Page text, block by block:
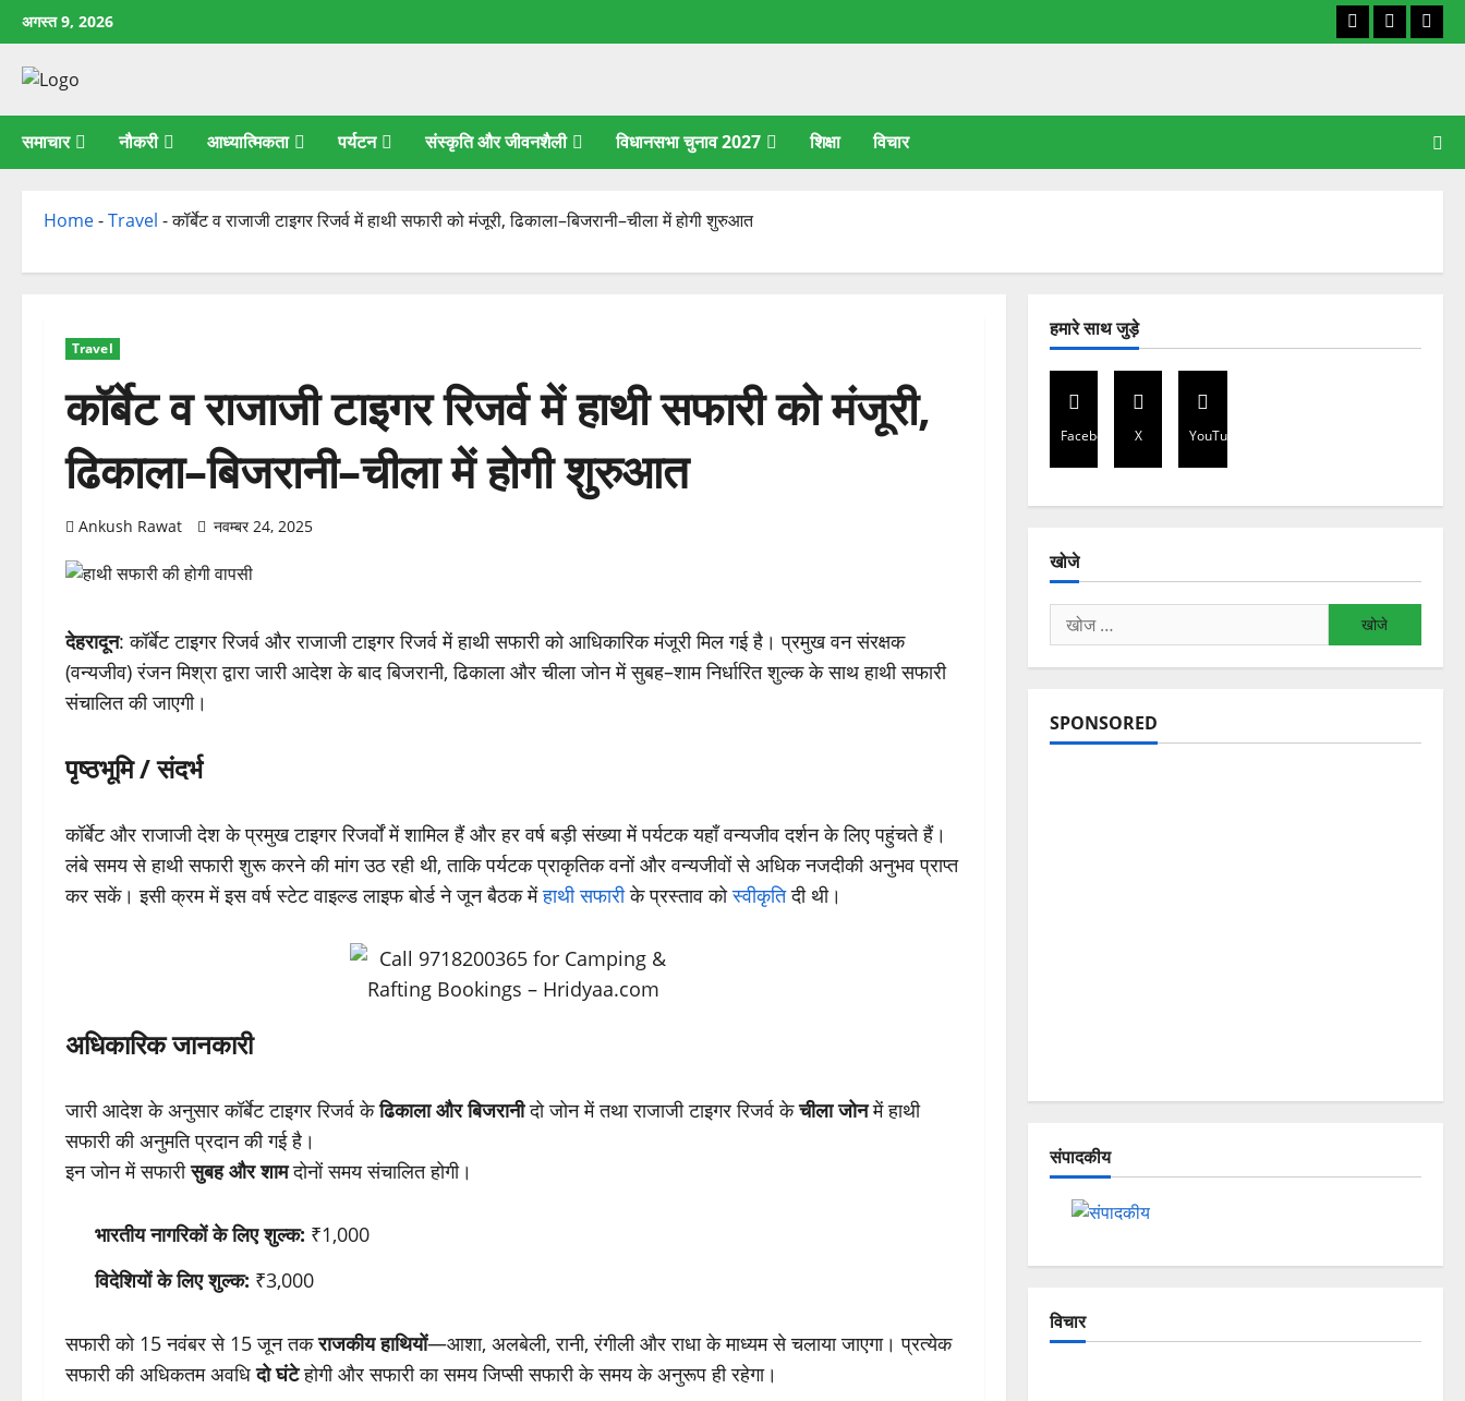
छोड़कर
सामग्री
अगस्त 9, 2026 Facebook
X
समाचार नौकरी आध्यात्मिकता पर्यटन संस्कृति और जीवनशैली विधानसभा चुनाव 2027 शिक्षा विचार
Home-Travel -कॉर्बेट व राजाजी टाइगर रिजर्व में हाथी सफारी को मंजूरी, ढिकाला–बिजरानी–चीला में होगी शुरुआत
Travel
कॉर्बेट व राजाजी टाइगर रिजर्व में हाथी सफारी को मंजूरी,
ढिकाला–बिजरानी–चीला में होगी शुरुआत
Ankush Rawat नवम्बर 24, 2025
देहरादून: कॉर्बेट टाइगर रिजर्व और राजाजी टाइगर रिजर्व में हाथी सफारी को आधिकारिक मंजूरी मिल गई है। प्रमुख वन संरक्षक
(वन्यजीव) रंजन मिश्रा द्वारा जारी आदेश के बाद बिजरानी, ढिकाला और चीला जोन में सुबह–शाम निर्धारित शुल्क के साथ हाथी सफारी
संचालित की जाएगी।
पृष्ठभूमि / संदर्भ
कॉर्बेट और राजाजी देश के प्रमुख टाइगर रिजर्वों में शामिल हैं और हर वर्ष बड़ी संख्या में पर्यटक यहाँ वन्यजीव दर्शन के लिए पहुंचते हैं।
लंबे समय से हाथी सफारी शुरू करने की मांग उठ रही थी, ताकि पर्यटक प्राकृतिक वनों और वन्यजीवों से अधिक नजदीकी अनुभव प्राप्त
कर सकें। इसी क्रम में इस वर्ष स्टेट वाइल्ड लाइफ बोर्ड ने जून बैठक मेंहाथी सफारीके प्रस्ताव कोस्वीकृतिदी थी।
अधिकारिक जानकारी
जारी आदेश के अनुसार कॉर्बेट टाइगर रिजर्व केढिकाला और बिजरानीदो जोन में तथा राजाजी टाइगर रिजर्व केचीला जोनमें हाथी
सफारी की अनुमति प्रदान की गई है।
इन जोन में सफारीसुबह और शामदोनों समय संचालित होगी।
भारतीय नागरिकों के लिए शुल्क: ₹1,000
विदेशियों के लिए शुल्क: ₹3,000
सफारी को 15 नवंबर से 15 जून तकराजकीय हाथियों—आशा, अलबेली, रानी, रंगीली और राधा के माध्यम से चलाया जाएगा। प्रत्येक
सफारी की अधिकतम अवधिदो घंटेहोगी और सफारी का समय जिप्सी सफारी के समय के अनुरूप ही रहेगा।
हमारे साथ जुड़े
Facebook X YouTube
खोजे
निम्न
को
खोजें:
SPONSORED
संपादकीय
विचार